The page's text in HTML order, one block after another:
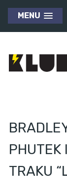
MENU
PHUTEK
TRAKU